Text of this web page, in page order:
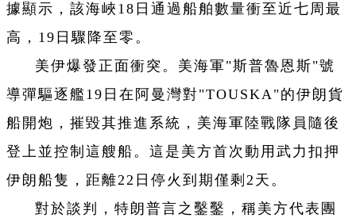
據顯示，該海峽18日通過船舶數量衝至近七周最
高，19日驟降至零。
美伊爆發正面衝突。美海軍"斯普魯恩斯"號
導彈驅逐艦19日在阿曼灣對"TOUSKA"的伊朗貨
船開炮，摧毀其推進系統，美海軍陸戰隊員隨後
登上並控制這艘船。這是美方首次動用武力扣押
伊朗船隻，距離22日停火到期僅剩2天。
對於談判，特朗普言之鑿鑿，稱美方代表團